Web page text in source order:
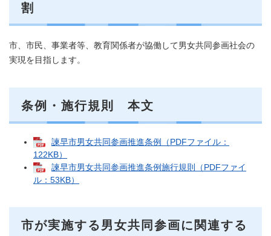
割
市、市民、事業者等、教育関係者が協働して男女共同参画社会の
実現を目指します。
条例・施行規則 本文
諫早市男女共同参画推進条例（PDFファイル：
122KB）
諫早市男女共同参画推進条例施行規則（PDFファイ
ル：53KB）
市が実施する男女共同参画に関連する